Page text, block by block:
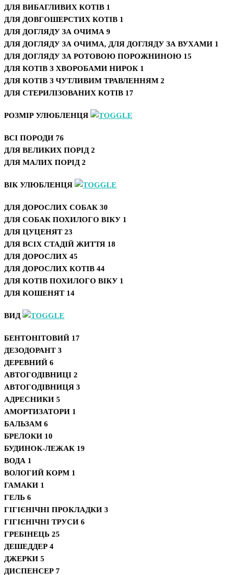
ДЛЯ ВИБАГЛИВИХ КОТІВ 1
ДЛЯ ДОВГОШЕРСТИХ КОТІВ 1
ДЛЯ ДОГЛЯДУ ЗА ОЧИМА 9
ДЛЯ ДОГЛЯДУ ЗА ОЧИМА, ДЛЯ ДОГЛЯДУ ЗА ВУХАМИ 1
ДЛЯ ДОГЛЯДУ ЗА РОТОВОЮ ПОРОЖНИНОЮ 15
ДЛЯ КОТІВ З ХВОРОБАМИ НИРОК 1
ДЛЯ КОТІВ З ЧУТЛИВИМ ТРАВЛЕННЯМ 2
ДЛЯ СТЕРИЛІЗОВАНИХ КОТІВ 17
РОЗМІР УЛЮБЛЕНЦЯ
ВСІ ПОРОДИ 76
ДЛЯ ВЕЛИКИХ ПОРІД 2
ДЛЯ МАЛИХ ПОРІД 2
ВІК УЛЮБЛЕНЦЯ
ДЛЯ ДОРОСЛИХ СОБАК 30
ДЛЯ СОБАК ПОХИЛОГО ВІКУ 1
ДЛЯ ЦУЦЕНЯТ 23
ДЛЯ ВСІХ СТАДІЙ ЖИТТЯ 18
ДЛЯ ДОРОСЛИХ 45
ДЛЯ ДОРОСЛИХ КОТІВ 44
ДЛЯ КОТІВ ПОХИЛОГО ВІКУ 1
ДЛЯ КОШЕНЯТ 14
ВИД
БЕНТОНІТОВИЙ 17
ДЕЗОДОРАНТ 3
ДЕРЕВНИЙ 6
АВТОГОДІВНИЦІ 2
АВТОГОДІВНИЦЯ 3
АДРЕСНИКИ 5
АМОРТИЗАТОРИ 1
БАЛЬЗАМ 6
БРЕЛОКИ 10
БУДИНОК-ЛЕЖАК 19
ВОДА 1
ВОЛОГИЙ КОРМ 1
ГАМАКИ 1
ГЕЛЬ 6
ГІГІЄНІЧНІ ПРОКЛАДКИ 3
ГІГІЄНІЧНІ ТРУСИ 6
ГРЕБІНЕЦЬ 25
ДЕШЕДДЕР 4
ДЖЕРКИ 5
ДИСПЕНСЕР 7